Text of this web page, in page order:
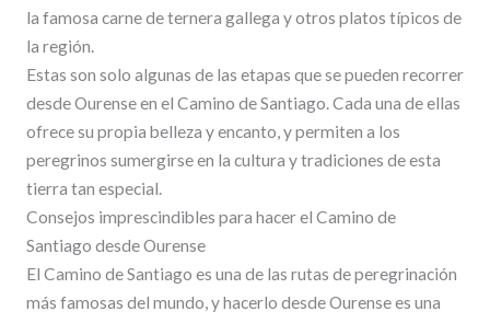
la famosa carne de ternera gallega y otros platos típicos de
la región.
Estas son solo algunas de las etapas que se pueden recorrer
desde Ourense en el Camino de Santiago. Cada una de ellas
ofrece su propia belleza y encanto, y permiten a los
peregrinos sumergirse en la cultura y tradiciones de esta
tierra tan especial.
Consejos imprescindibles para hacer el Camino de
Santiago desde Ourense
El Camino de Santiago es una de las rutas de peregrinación
más famosas del mundo, y hacerlo desde Ourense es una